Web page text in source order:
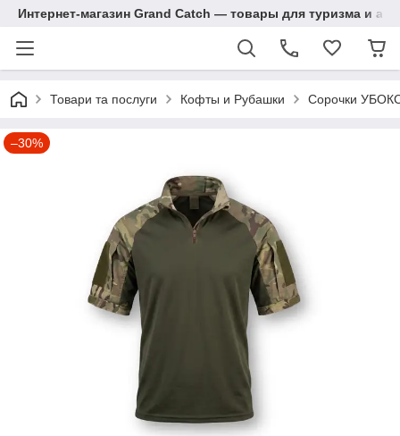
Интернет-магазин Grand Catch — товары для туризма и
Товари та послуги Кофты и Рубашки Сорочки УБОКС
–30%